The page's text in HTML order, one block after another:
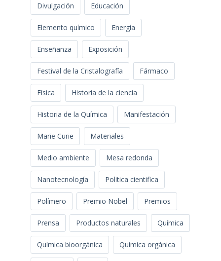
Divulgación Educación
Elemento químico Energía
Enseñanza Exposición
Festival de la Cristalografía Fármaco
Física Historia de la ciencia
Historia de la Química Manifestación
Marie Curie Materiales
Medio ambiente Mesa redonda
Nanotecnología Politica cientifica
Polímero Premio Nobel Premios
Prensa Productos naturales Química
Química bioorgánica Química orgánica